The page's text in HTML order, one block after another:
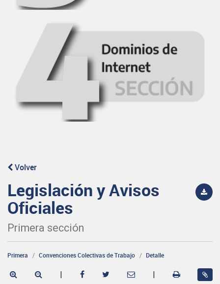
Volver
Legislación y Avisos
Oficiales
Primera sección
Primera Convenciones Colectivas de Trabajo Detalle
| |